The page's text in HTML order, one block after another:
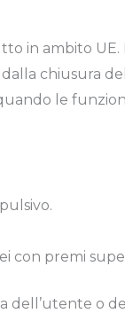
in ambito
chiusura
le
con premi
dell’utente o